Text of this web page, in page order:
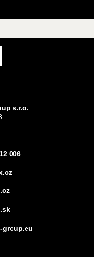
s.r.o.
006
group.eu